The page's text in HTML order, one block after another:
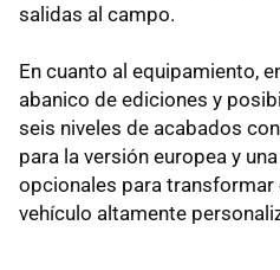
salidas al campo.
En cuanto al equipamiento,
abanico de ediciones y
seis niveles de acabados
para la versión europea y
opcionales para transformar
vehículo altamente